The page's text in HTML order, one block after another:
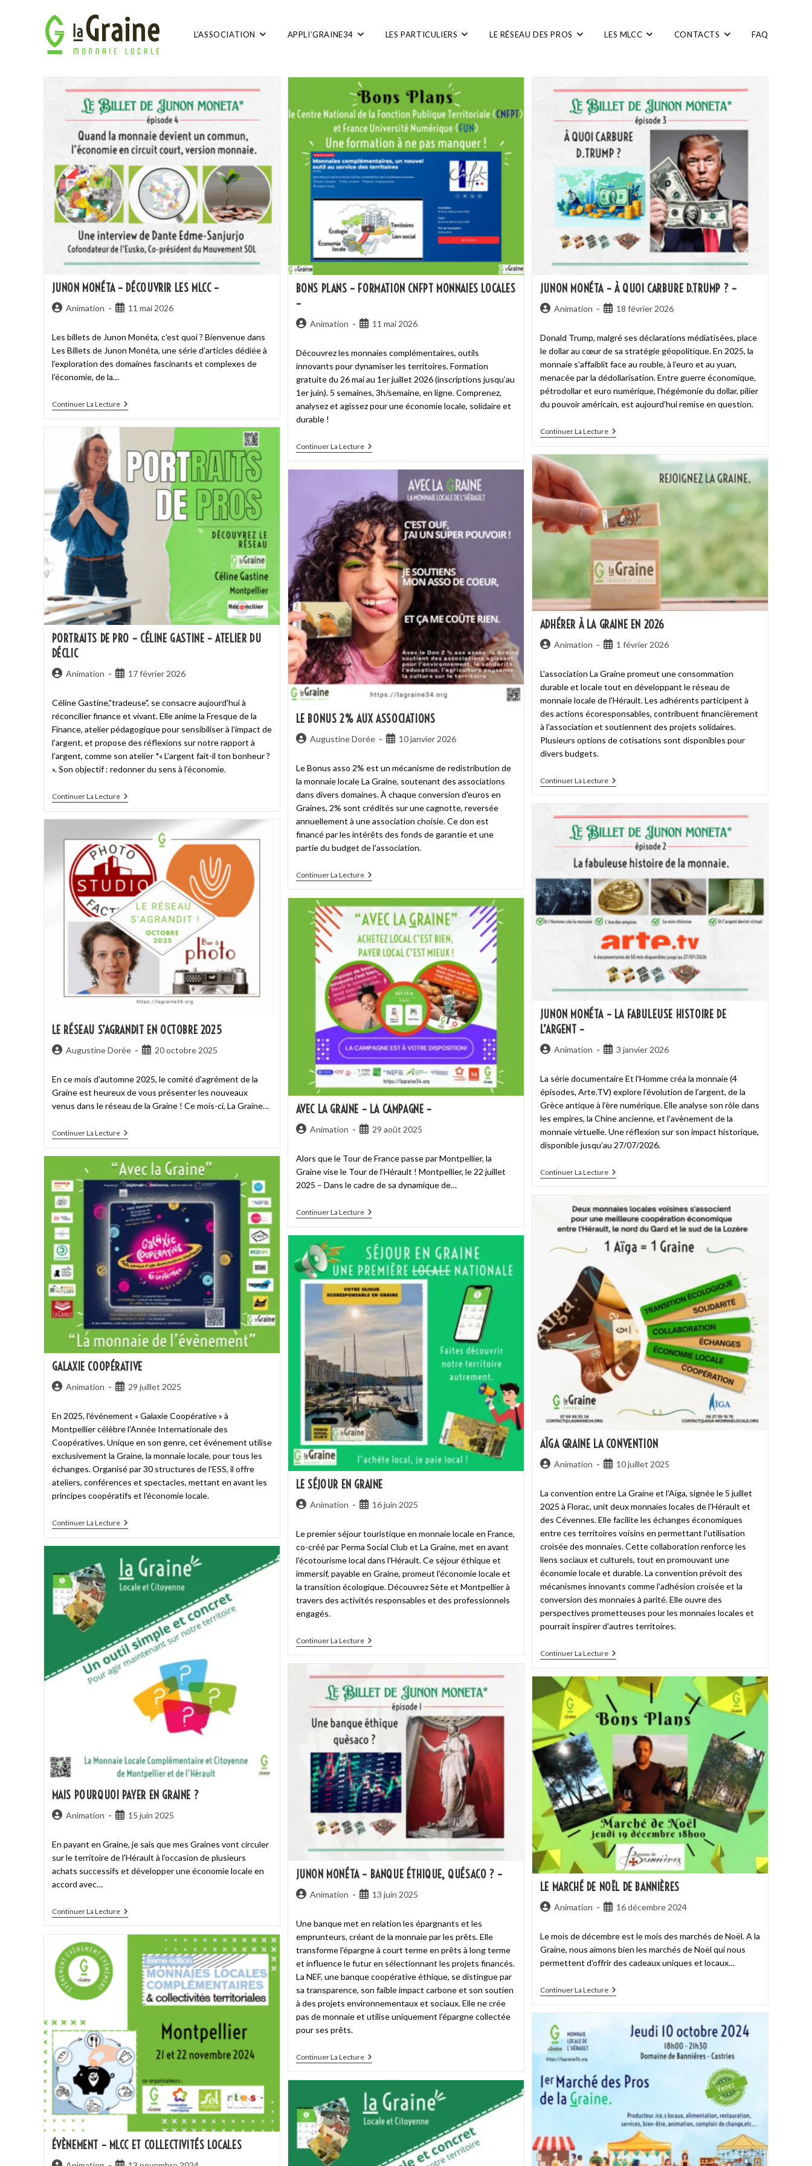
L’ASSOCIATION APPLI’GRAINE34 LES PARTICULIERS LE RÉSEAU DES PROS LES MLCC CONTACTS FAQ
JUNON MONÉTA – DÉCOUVRIR LES MLCC –
Animation 11 mai 2026
Les billets de Junon Monéta, c'est quoi ? Bienvenue dans
Les Billets de Junon Monéta, une série d’articles dédiée à
l’exploration des domaines fascinants et complexes de
l’économie, de la…
Continuer La Lecture
BONS PLANS – FORMATION CNFPT MONNAIES LOCALES
–
Animation 11 mai 2026
Découvrez les monnaies complémentaires, outils
innovants pour dynamiser les territoires. Formation
gratuite du 26 mai au 1er juillet 2026 (inscriptions jusqu’au
1er juin). 5 semaines, 3h/semaine, en ligne. Comprenez,
analysez et agissez pour une économie locale, solidaire et
durable !
Continuer La Lecture
JUNON MONÉTA – À QUOI CARBURE D.TRUMP ? –
Animation 18 février 2026
Donald Trump, malgré ses déclarations médiatisées, place
le dollar au cœur de sa stratégie géopolitique. En 2025, la
monnaie s’affaiblit face au rouble, à l’euro et au yuan,
menacée par la dédollarisation. Entre guerre économique,
pétrodollar et euro numérique, l’hégémonie du dollar, pilier
du pouvoir américain, est aujourd’hui remise en question.
Continuer La Lecture
PORTRAITS DE PRO – CÉLINE GASTINE – ATELIER DU
DÉCLIC
Animation 17 février 2026
Céline Gastine,"tradeuse", se consacre aujourd’hui à
réconcilier finance et vivant. Elle anime la Fresque de la
Finance, atelier pédagogique pour sensibiliser à l’impact de
l’argent, et propose des réflexions sur notre rapport à
l’argent, comme son atelier *« L’argent fait-il ton bonheur ?
». Son objectif : redonner du sens à l’économie.
Continuer La Lecture
ADHÉRER À LA GRAINE EN 2026
Animation 1 février 2026
L'association La Graine promeut une consommation
durable et locale tout en développant le réseau de
monnaie locale de l'Hérault. Les adhérents participent à
des actions écoresponsables, contribuent financièrement
à l'association et soutiennent des projets solidaires.
Plusieurs options de cotisations sont disponibles pour
divers budgets.
Continuer La Lecture
LE BONUS 2% AUX ASSOCIATIONS
Augustine Dorée 10 janvier 2026
Le Bonus asso 2% est un mécanisme de redistribution de
la monnaie locale La Graine, soutenant des associations
dans divers domaines. À chaque conversion d'euros en
Graines, 2% sont crédités sur une cagnotte, reversée
annuellement à une association choisie. Ce don est
financé par les intérêts des fonds de garantie et une
partie du budget de l'association.
Continuer La Lecture
JUNON MONÉTA – LA FABULEUSE HISTOIRE DE
L’ARGENT –
Animation 3 janvier 2026
La série documentaire Et l’Homme créa la monnaie (4
épisodes, Arte.TV) explore l’évolution de l’argent, de la
Grèce antique à l’ère numérique. Elle analyse son rôle dans
les empires, la Chine ancienne, et l’avènement de la
monnaie virtuelle. Une réflexion sur son impact historique,
disponible jusqu’au 27/07/2026.
Continuer La Lecture
LE RÉSEAU S’AGRANDIT EN OCTOBRE 2025
Augustine Dorée 20 octobre 2025
En ce mois d'automne 2025, le comité d'agrément de la
Graine est heureux de vous présenter les nouveaux
venus dans le réseau de la Graine ! Ce mois-ci, La Graine…
Continuer La Lecture
AVEC LA GRAINE – LA CAMPAGNE –
Animation 29 août 2025
Alors que le Tour de France passe par Montpellier, la
Graine vise le Tour de l’Hérault ! Montpellier, le 22 juillet
2025 – Dans le cadre de sa dynamique de…
Continuer La Lecture
GALAXIE COOPÉRATIVE
Animation 29 juillet 2025
En 2025, l'événement « Galaxie Coopérative » à
Montpellier célèbre l'Année Internationale des
Coopératives. Unique en son genre, cet événement utilise
exclusivement la Graine, la monnaie locale, pour tous les
échanges. Organisé par 30 structures de l’ESS, il offre
ateliers, conférences et spectacles, mettant en avant les
principes coopératifs et l'économie locale.
Continuer La Lecture
AÏGA GRAINE LA CONVENTION
Animation 10 juillet 2025
La convention entre La Graine et l'Aïga, signée le 5 juillet
2025 à Florac, unit deux monnaies locales de l'Hérault et
des Cévennes. Elle facilite les échanges économiques
entre ces territoires voisins en permettant l'utilisation
croisée des monnaies. Cette collaboration renforce les
liens sociaux et culturels, tout en promouvant une
économie locale et durable. La convention prévoit des
mécanismes innovants comme l'adhésion croisée et la
conversion des monnaies à parité. Elle ouvre des
perspectives prometteuses pour les monnaies locales et
pourrait inspirer d'autres territoires.
Continuer La Lecture
LE SÉJOUR EN GRAINE
Animation 16 juin 2025
Le premier séjour touristique en monnaie locale en France,
co-créé par Perma Social Club et La Graine, met en avant
l'écotourisme local dans l'Hérault. Ce séjour éthique et
immersif, payable en Graine, promeut l'économie locale et
la transition écologique. Découvrez Sète et Montpellier à
travers des activités responsables et des professionnels
engagés.
Continuer La Lecture
MAIS POURQUOI PAYER EN GRAINE ?
Animation 15 juin 2025
En payant en Graine, je sais que mes Graines vont circuler
sur le territoire de l'Hérault à l'occasion de plusieurs
achats successifs et développer une économie locale en
accord avec…
Continuer La Lecture
JUNON MONÉTA – BANQUE ÉTHIQUE, QUÉSACO ? –
Animation 13 juin 2025
Une banque met en relation les épargnants et les
emprunteurs, créant de la monnaie par les prêts. Elle
transforme l'épargne à court terme en prêts à long terme
et influence le futur en sélectionnant les projets financés.
La NEF, une banque coopérative éthique, se distingue par
sa transparence, son faible impact carbone et son soutien
à des projets environnementaux et sociaux. Elle ne crée
pas de monnaie et utilise uniquement l'épargne collectée
pour ses prêts.
Continuer La Lecture
LE MARCHÉ DE NOËL DE BANNIÈRES
Animation 16 décembre 2024
Le mois de décembre est le mois des marchés de Noël. A la
Graine, nous aimons bien les marchés de Noël qui nous
permettent d'offrir des cadeaux uniques et locaux…
Continuer La Lecture
ÉVÈNEMENT – MLCC ET COLLECTIVITÉS LOCALES